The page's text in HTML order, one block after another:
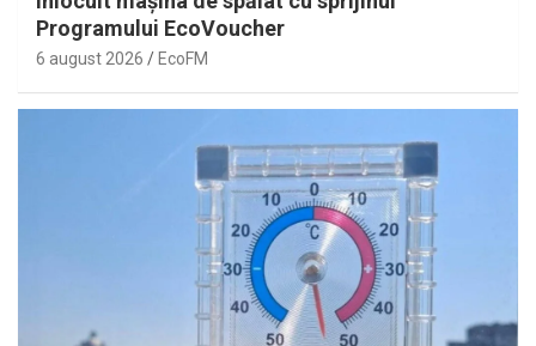
Programului EcoVoucher
6 august 2026 EcoFM